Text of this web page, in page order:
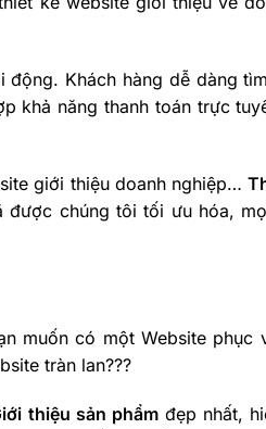
động. Khách hàng dễ dàng
khả năng thanh toán trực
giới thiệu doanh nghiệp…
được chúng tôi tối ưu hóa,
muốn có một Website phục
tràn lan???
thiệu sản phẩm đẹp nhất,